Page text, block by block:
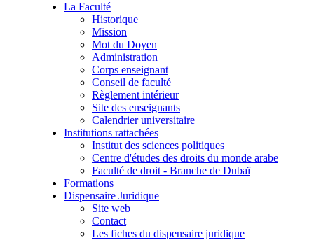
La Faculté
Historique
Mission
Mot du Doyen
Administration
Corps enseignant
Conseil de faculté
Règlement intérieur
Site des enseignants
Calendrier universitaire
Institutions rattachées
Institut des sciences politiques
Centre d'études des droits du monde arabe
Faculté de droit - Branche de Dubaï
Formations
Dispensaire Juridique
Site web
Contact
Les fiches du dispensaire juridique